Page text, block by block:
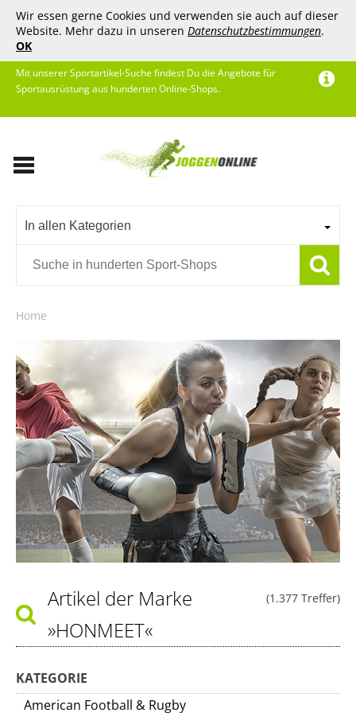
Wir essen gerne Cookies und verwenden sie auch auf dieser
Website. Mehr dazu in unseren Datenschutzbestimmungen.
OK
Mit unserer Sportartikel-Suche findest Du die Angebote für
Sportausrüstung aus hunderten Online-Shops.
In allen Kategorien
Home
(1.377 Treffer)
Artikel der Marke
»HONMEET«
KATEGORIE
American Football & Rugby